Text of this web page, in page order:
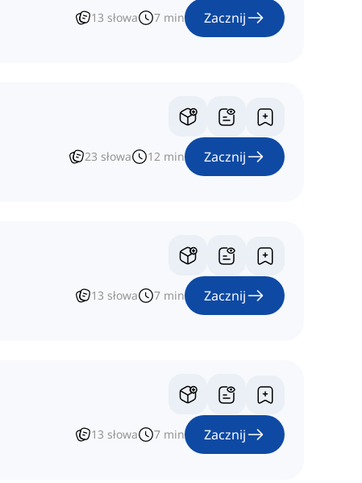
13 słowa 7 min Zacznij
23 słowa 12 min Zacznij
13 słowa 7 min Zacznij
13 słowa 7 min Zacznij